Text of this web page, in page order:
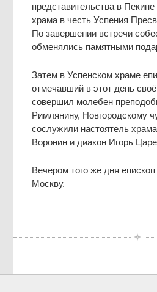
представительства в Пекине
храма в честь Успения
По завершении встречи
обменялись памятными
Затем в Успенском храме
отмечавший в этот день
совершил молебен
Римлянину, Новгородскому
сослужили настоятель
Воронин и диакон Игорь
Вечером того же дня
Москву.